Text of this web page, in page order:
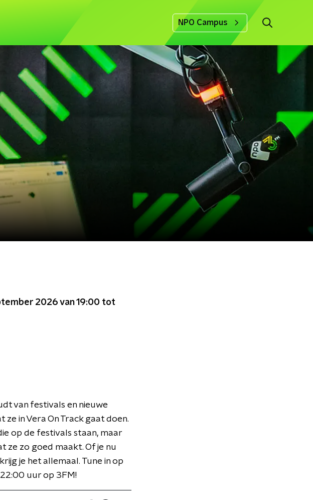
NPO Campus
2026 van 19:00 tot
van festivals en nieuwe
ze in Vera On Track gaat doen.
op de festivals staan, maar
ze zo goed maakt. Of je nu
je het allemaal. Tune in op
uur op 3FM!